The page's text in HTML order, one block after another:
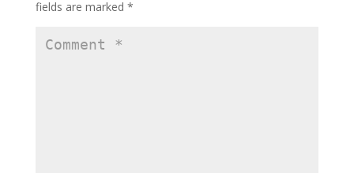
fields are marked *